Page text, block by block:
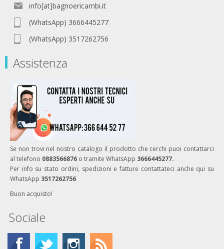
info[at]bagnoericambi.it
(WhatsApp) 3666445277
(WhatsApp) 3517262756
Assistenza
Se non trovi nel nostro catalogo il prodotto che cerchi puoi contattarci
al telefono 0883566876 o tramite WhatsApp 3666445277.
Per info su stato ordini, spedizioni e fatture contattateci anche qui su
WhatsApp 3517262756
Buon acquisto!
Sociale